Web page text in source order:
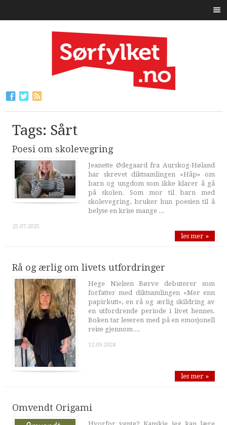
Tags: Sårt
Poesi om skolevegring
Jeanette Ødegaard fra Aurskog-Høland
har skrevet diktsamlingen «Håp» om
barn og ungdom som ikke klarer å gå
på skolen. Som mor til barn med
skolevegring, bruker hun poesien til å
belyse en krise mange ...
25.07.2025
les mer »
Rå og ærlig om livets utfordringer
Hege Nielsen Børve debuterer som
forfatter med diktsamlingen «Mer enn
papirkutt», en rå og ærlig skildring av
en utfordrende periode i livet hennes.
Boken tar leseren med på en emosjonell
reise gjennom ...
12.09.2024
les mer »
Omvendt Origami